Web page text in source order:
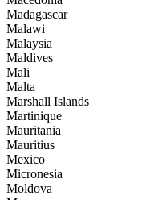
Madagascar
Malawi
Malaysia
Maldives
Mali
Malta
Marshall Islands
Martinique
Mauritania
Mauritius
Mexico
Micronesia
Moldova